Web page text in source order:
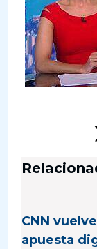
CNN
apuesta